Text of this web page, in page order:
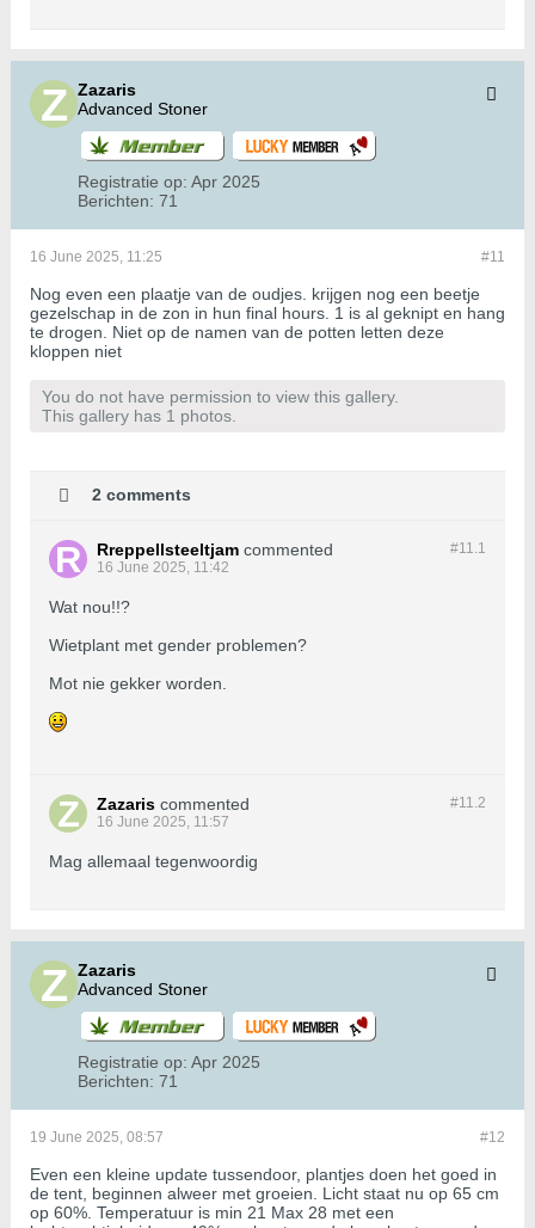
Zazaris
Advanced Stoner
Registratie op: Apr 2025
Berichten: 71
#11
16 June 2025, 11:25
Nog even een plaatje van de oudjes. krijgen nog een beetje
gezelschap in de zon in hun final hours. 1 is al geknipt en hang
te drogen. Niet op de namen van de potten letten deze
kloppen niet
You do not have permission to view this gallery.
This gallery has 1 photos.
2 comments
#11.1
Rreppellsteeltjam commented
16 June 2025, 11:42
Wat nou!!?
Wietplant met gender problemen?
Mot nie gekker worden.
#11.2
Zazaris commented
16 June 2025, 11:57
Mag allemaal tegenwoordig
Zazaris
Advanced Stoner
Registratie op: Apr 2025
Berichten: 71
#12
19 June 2025, 08:57
Even een kleine update tussendoor, plantjes doen het goed in
de tent, beginnen alweer met groeien. Licht staat nu op 65 cm
op 60%. Temperatuur is min 21 Max 28 met een